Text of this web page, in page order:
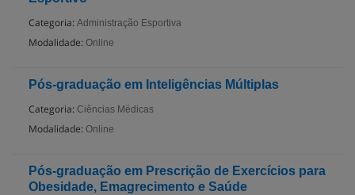
Categoria: Administração Esportiva
Modalidade: Online
Pós-graduação em Inteligências Múltiplas
Categoria: Ciências Médicas
Modalidade: Online
Pós-graduação em Prescrição de Exercícios para
Obesidade, Emagrecimento e Saúde